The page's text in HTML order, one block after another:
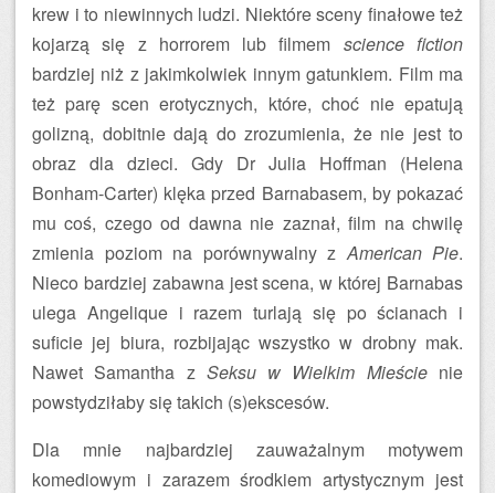
krew i to niewinnych ludzi. Niektóre sceny finałowe też
kojarzą się z horrorem lub filmem science fiction
bardziej niż z jakimkolwiek innym gatunkiem. Film ma
też parę scen erotycznych, które, choć nie epatują
golizną, dobitnie dają do zrozumienia, że nie jest to
obraz dla dzieci. Gdy Dr Julia Hoffman (Helena
Bonham-Carter) klęka przed Barnabasem, by pokazać
mu coś, czego od dawna nie zaznał, film na chwilę
zmienia poziom na porównywalny zAmerican Pie.
Nieco bardziej zabawna jest scena, w której Barnabas
ulega Angelique i razem turlają się po ścianach i
suficie jej biura, rozbijając wszystko w drobny mak.
Nawet Samantha z Seksu w Wielkim Mieścienie
powstydziłaby się takich (s)ekscesów.
Dla mnie najbardziej zauważalnym motywem
komediowym i zarazem środkiem artystycznym jest